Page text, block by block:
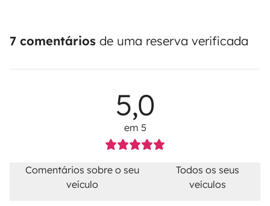
7 comentários de uma reserva verificada
5,0
em 5
Comentários sobre o seu
veículo
Todos os seus
veículos